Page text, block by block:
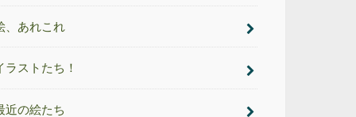
、あれこれ
ラストたち！
近の絵たち